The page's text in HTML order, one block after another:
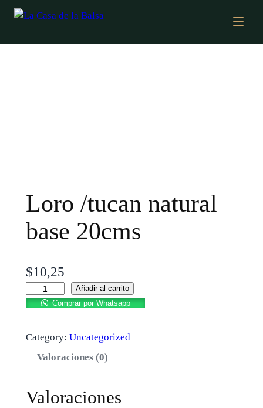
Loro /tucan natural
base 20cms
$10,25
Añadir al carrito
Comprar por Whatsapp
Category: Uncategorized
Valoraciones (0)
Valoraciones